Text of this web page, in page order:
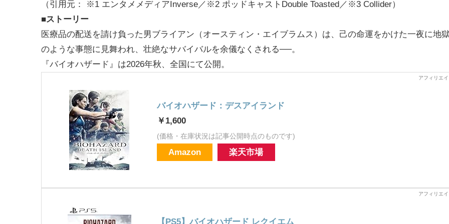
（引用元： ※1 エンタメメディアInverse／※2 ポッドキャストDouble Toasted／※3 Collider）
■ストーリー
医療品の配送を請け負った男ブライアン（オースティン・エイブラムス）は、己の命運をかけた一夜に地
のような事態に見舞われ、壮絶なサバイバルを余儀なくされる──。
『バイオハザード』は2026年秋、全国にて公開。
バイオハザード：デスアイランド
￥1,600
(価格・在庫状況は記事公開時点のものです)
Amazon 楽天市場
【PS5】バイオハザード レクイエム